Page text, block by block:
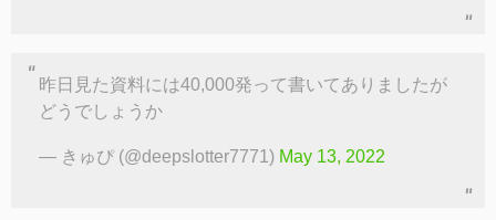
昨日見た資料には40,000発って書いてありましたが
どうでしょうか
— きゅぴ (@deepslotter7771) May 13, 2022